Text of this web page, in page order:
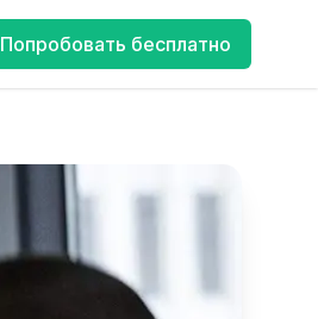
Попробовать бесплатно